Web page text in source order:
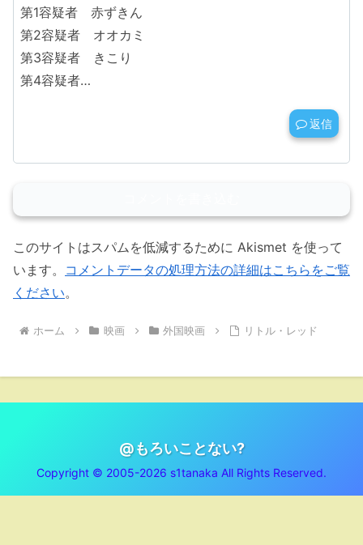
第1容疑者 赤ずきん
第2容疑者 オオカミ
第3容疑者 きこり
第4容疑者…
返信
このサイトはスパムを低減するために Akismet を使って
います。 コメントデータの処理方法の詳細はこちらをご覧
ください。
ホーム 映画 外国映画 リトル・レッド
@もろいことない?
Copyright © 2005-2026 s1tanaka All Rights Reserved.